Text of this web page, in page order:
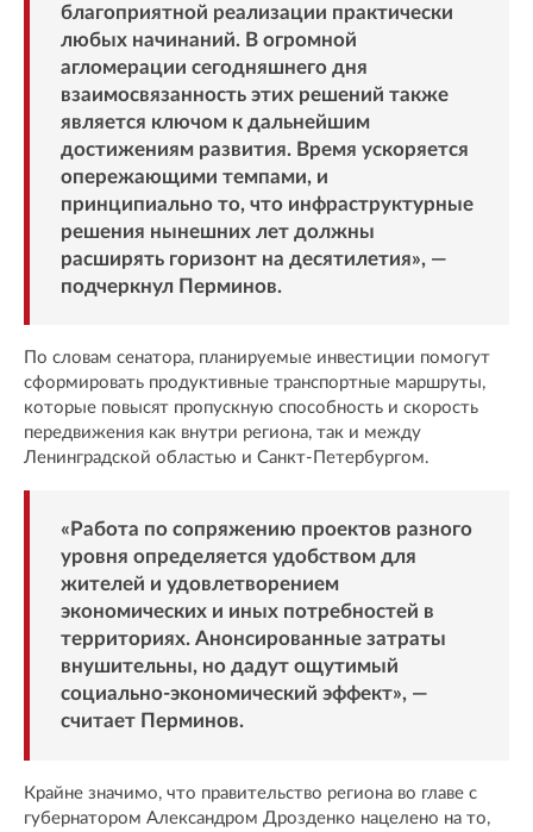
благоприятной реализации практически
любых начинаний. В огромной
агломерации сегодняшнего дня
взаимосвязанность этих решений также
является ключом к дальнейшим
достижениям развития. Время ускоряется
опережающими темпами, и
принципиально то, что инфраструктурные
решения нынешних лет должны
расширять горизонт на десятилетия», —
подчеркнул Перминов.
По словам сенатора, планируемые инвестиции помогут
сформировать продуктивные транспортные маршруты,
которые повысят пропускную способность и скорость
передвижения как внутри региона, так и между
Ленинградской областью и Санкт-Петербургом.
«Работа по сопряжению проектов разного
уровня определяется удобством для
жителей и удовлетворением
экономических и иных потребностей в
территориях. Анонсированные затраты
внушительны, но дадут ощутимый
социально-экономический эффект», —
считает Перминов.
Крайне значимо, что правительство региона во главе с
губернатором Александром Дрозденко нацелено на то,